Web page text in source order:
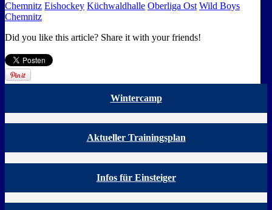
Chemnitz Eishockey Küchwaldhalle Oberliga Ost Wild Boys
Chemnitz
Did you like this article? Share it with your friends!
Wintercamp
Aktueller Trainingsplan
Infos für Einsteiger